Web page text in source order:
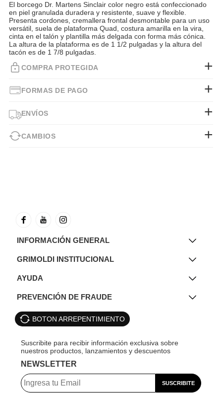
El borcego Dr. Martens Sinclair color negro está confeccionado
en piel granulada duradera y resistente, suave y flexible.
Presenta cordones, cremallera frontal desmontable para un uso
versátil, suela de plataforma Quad, costura amarilla en la vira,
cinta en el talón y plantilla más delgada con forma más cónica.
La altura de la plataforma es de 1 1/2 pulgadas y la altura del
tacón es de 1 7/8 pulgadas.
COMPRA PROTEGIDA
FORMAS DE PAGO
ENVÍOS
CAMBIOS
INFORMACIÓN GENERAL
GRIMOLDI INSTITUCIONAL
AYUDA
PREVENCIÓN DE FRAUDE
BOTON ARREPENTIMIENTO
NEWSLETTER